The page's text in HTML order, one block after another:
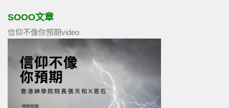
SOOO文章
信仰不像你預期video